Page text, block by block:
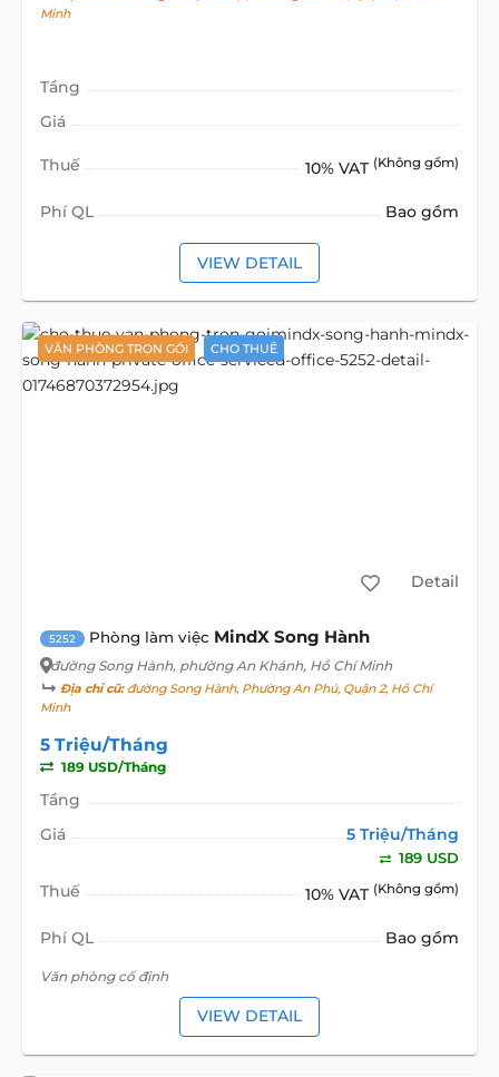
Minh
Tầng
Giá
Thuế 10% VAT (Không gồm)
Phí QL Bao gồm
VIEW DETAIL
VĂN PHÒNG TRỌN GÓI CHO THUÊ
Detail
5252 Phòng làm việc MindX Song Hành
đường Song Hành, phường An Khánh, Hồ Chí Minh
Địa chỉ cũ:đường Song Hành, Phường An Phú, Quận 2, Hồ Chí
Minh
5 Triệu/Tháng
189 USD/Tháng
Tầng
Giá
5 Triệu/Tháng
189 USD
Thuế 10% VAT (Không gồm)
Phí QL Bao gồm
Văn phòng cố định
VIEW DETAIL